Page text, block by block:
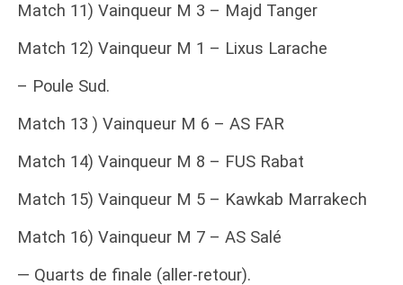
Match 11) Vainqueur M 3 – Majd Tanger
Match 12) Vainqueur M 1 – Lixus Larache
– Poule Sud.
Match 13 ) Vainqueur M 6 – AS FAR
Match 14) Vainqueur M 8 – FUS Rabat
Match 15) Vainqueur M 5 – Kawkab Marrakech
Match 16) Vainqueur M 7 – AS Salé
— Quarts de finale (aller-retour).